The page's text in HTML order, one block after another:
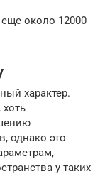
около 12000
характер.
однако это
у таких